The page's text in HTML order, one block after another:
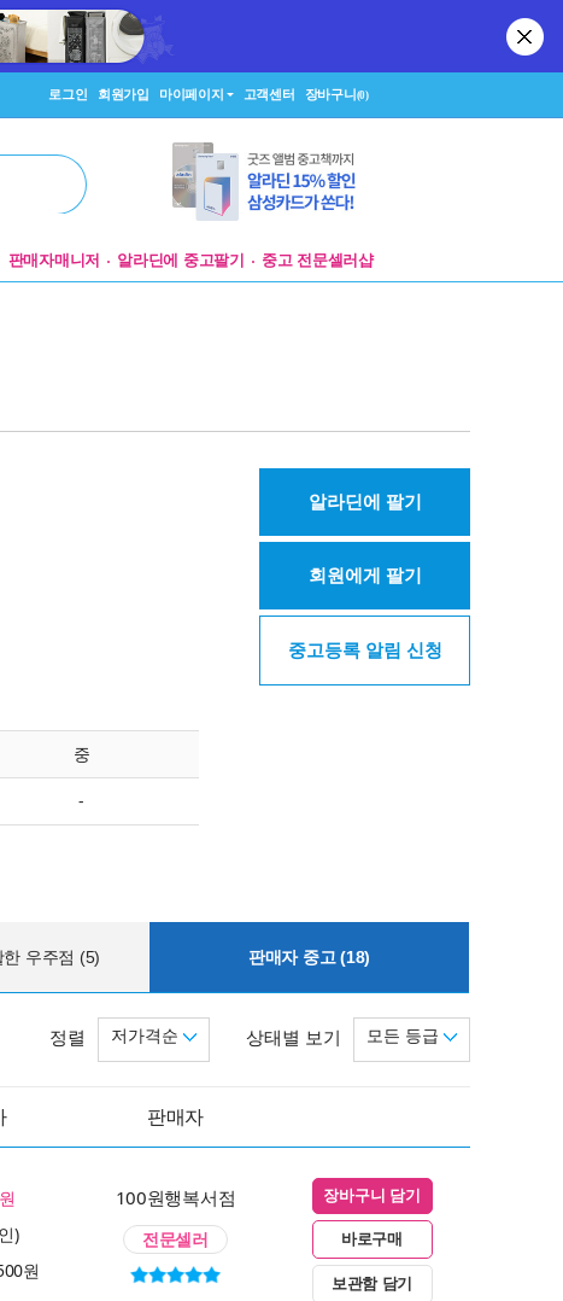
로그인 회원가입 마이페이지 고객센터 장바구니(0)
판매자매니저 알라딘에 중고팔기 중고 전문셀러샵
중
-
알라딘에 팔기
회원에게 팔기
중고등록 알림 신청
우주점 (5) 판매자 중고 (18)
상태별 보기 모든 등급
정렬 저가격순
판매자
원
)
원
100원행복서점
전문셀러
장바구니 담기
바로구매
보관함 담기